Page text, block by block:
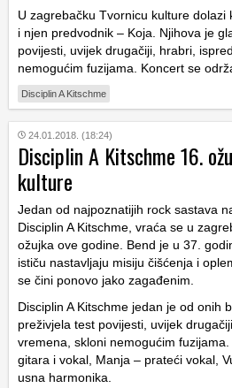
U zagrebačku Tvornicu kulture dolazi
i njen predvodnik – Koja. Njihova je
povijesti, uvijek drugačiji, hrabri,
nemogućim fuzijama. Koncert se
Disciplin A Kitschme
24.01.2018. (18:24)
Disciplin A Kitschme 16.
kulture
Jedan od najpoznatijih rock sastava
Disciplin A Kitschme, vraća se u
ožujka ove godine. Bend je u 37.
ističu nastavljaju misiju čišćenja i
se čini ponovo jako zagađenim.
Disciplin A Kitschme jedan je od onih
preživjela test povijesti, uvijek
vremena, skloni nemogućim
gitara i vokal, Manja – prateći vokal,
usna harmonika.